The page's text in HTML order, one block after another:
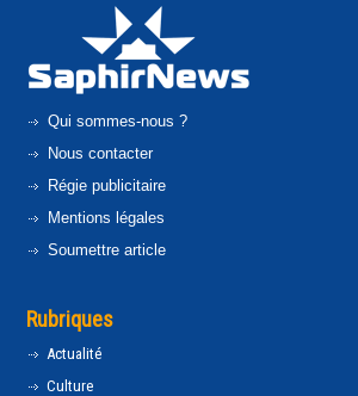
Qui sommes-nous ?
Nous contacter
Régie publicitaire
Mentions légales
Soumettre article
Rubriques
Actualité
Culture